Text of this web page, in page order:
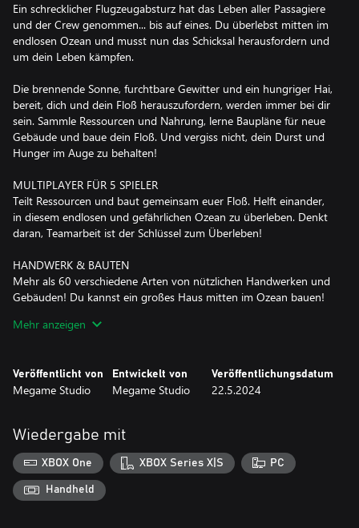
Ein schrecklicher Flugzeugabsturz hat das Leben aller Passagiere
und der Crew genommen... bis auf eines. Du überlebst mitten im
endlosen Ozean und musst nun das Schicksal herausfordern und
um dein Leben kämpfen.
Die brennende Sonne, furchtbare Gewitter und ein hungriger Hai,
bereit, dich und dein Floß herauszufordern, werden immer bei dir
sein. Sammle Ressourcen und Nahrung, lerne Baupläne für neue
Gebäude und baue dein Floß. Und vergiss nicht, dein Durst und
Hunger im Auge zu behalten!
MULTIPLAYER FÜR 5 SPIELER
Teilt Ressourcen und baut gemeinsam euer Floß. Helft einander,
in diesem endlosen und gefährlichen Ozean zu überleben. Denkt
daran, Teamarbeit ist der Schlüssel zum Überleben!
HANDWERK & BAUTEN
Mehr als 60 verschiedene Arten von nützlichen Handwerken und
Gebäuden! Du kannst ein großes Haus mitten im Ozean bauen!
INSELN
stichst, stelle sicher, dass du gut mit Waffen und Vorräten
ausgestattet bist. Das Abenteuer wartet!
CHARAKTERANPASSUNG
Hunderte von Kombinationen verschiedener Kleidungsstücke und
Accessoires helfen dir, deine Persönlichkeit zu zeigen und dich
von deinem Team abzuheben. Überlebe mit Stil!
WANDERNDER HÄNDLER
Mehr anzeigen
Veröffentlicht von
Megame Studio
Entwickelt von
Megame Studio
Veröffentlichungsdatum
22.5.2024
Wiedergabe mit
XBOX One XBOX Series X|S PC
Handheld